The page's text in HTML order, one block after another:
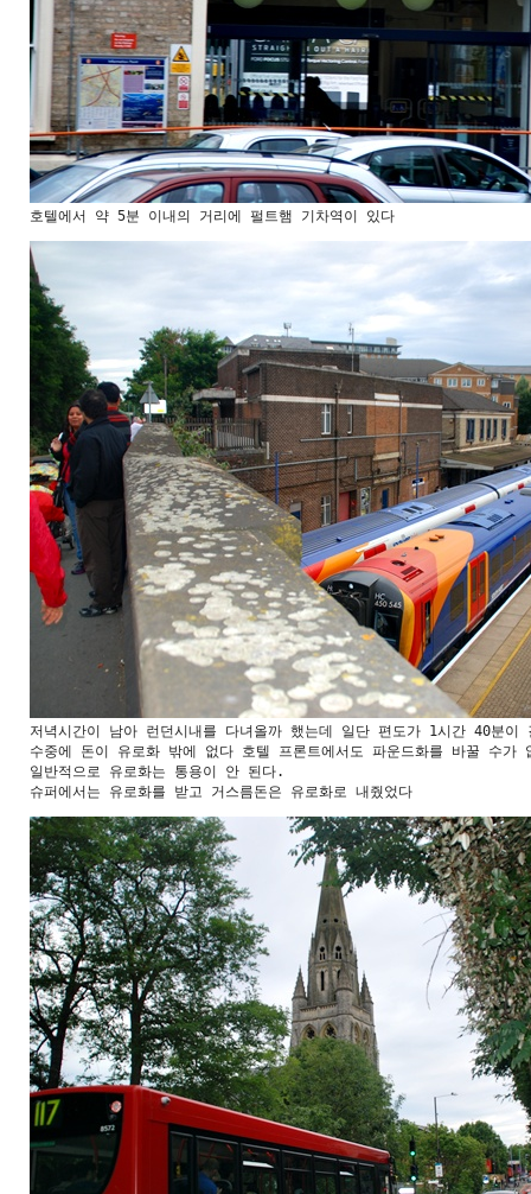
호텔에서 약 5분 이내의 거리에 펄트햄 기차역이 있다
저녁시간이 남아 런던시내를 다녀올까 했는데 일단 편도가 1시간 40분이
수중에 돈이 유로화 밖에 없다 호텔 프론트에서도 파운드화를 바꿀 수가
일반적으로 유로화는 통용이 안 된다.
슈퍼에서는 유로화를 받고 거스름돈은 유로화로 내줬었다